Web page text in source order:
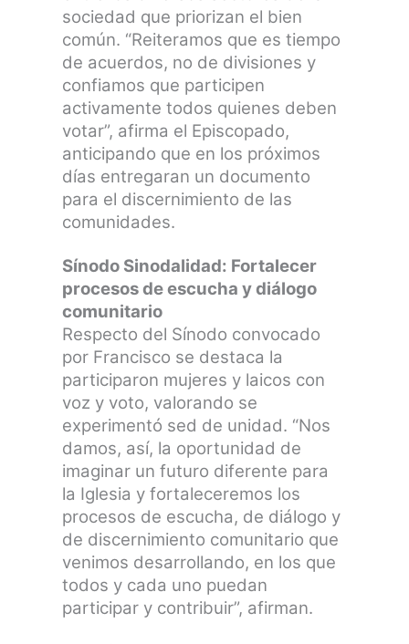
sociedad que priorizan el bien
común. “Reiteramos que es tiempo
de acuerdos, no de divisiones y
confiamos que participen
activamente todos quienes deben
votar”, afirma el Episcopado,
anticipando que en los próximos
días entregaran un documento
para el discernimiento de las
comunidades.
Sínodo Sinodalidad: Fortalecer
procesos de escucha y diálogo
comunitario
Respecto del Sínodo convocado
por Francisco se destaca la
participaron mujeres y laicos con
voz y voto, valorando se
experimentó sed de unidad. “Nos
damos, así, la oportunidad de
imaginar un futuro diferente para
la Iglesia y fortaleceremos los
procesos de escucha, de diálogo y
de discernimiento comunitario que
venimos desarrollando, en los que
todos y cada uno puedan
participar y contribuir”, afirman.